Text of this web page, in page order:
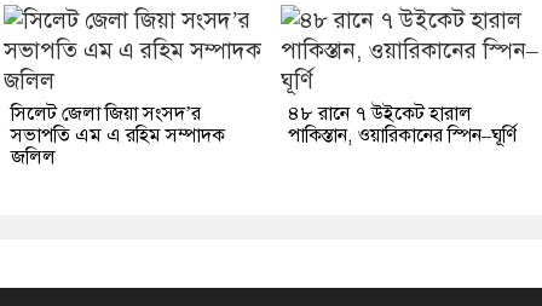
সিলেট জেলা জিয়া সংসদ’র
সভাপতি এম এ রহিম সম্পাদক
জলিল
৪৮ রানে ৭ উইকেট হারাল
পাকিস্তান, ওয়ারিকানের স্পিন–ঘূর্ণি